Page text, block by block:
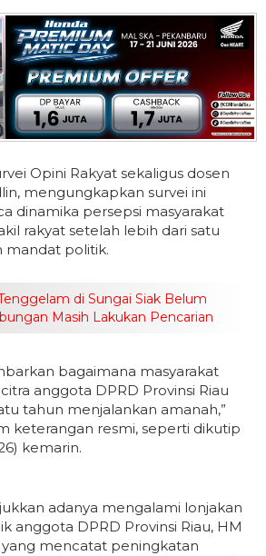
Opini Rakyat sekaligus dosen
mengungkapkan survei ini
dinamika persepsi masyarakat
rakyat setelah lebih dari satu
mandat politik.
di Sungai Siak Belum
Masih Lakukan Pencarian
bagaimana masyarakat
anggota DPRD Provinsi Riau
tahun menjalankan amanah,”
keterangan resmi, seperti dikutip
kemarin.
adanya mengalami lonjakan
anggota DPRD Provinsi Riau, HM
yang mencatat peningkatan